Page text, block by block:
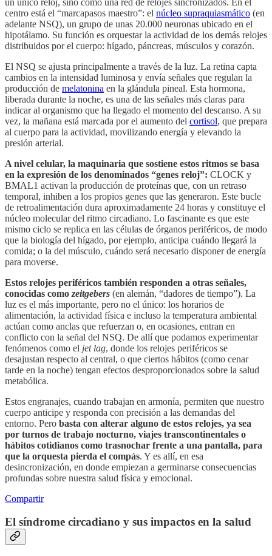
centro está el “marcapasos maestro”: el núcleo supraquiasmático (en
adelante NSQ), un grupo de unas 20.000 neuronas ubicado en el
hipotálamo. Su función es orquestar la actividad de los demás relojes
distribuidos por el cuerpo: hígado, páncreas, músculos y corazón.
El NSQ se ajusta principalmente a través de la luz. La retina capta
cambios en la intensidad luminosa y envía señales que regulan la
producción de melatonina en la glándula pineal. Esta hormona,
liberada durante la noche, es una de las señales más claras para
indicar al organismo que ha llegado el momento del descanso. A su
vez, la mañana está marcada por el aumento del cortisol, que prepara
al cuerpo para la actividad, movilizando energía y elevando la
presión arterial.
A nivel celular, la maquinaria que sostiene estos ritmos se basa
en la expresión de los denominados “genes reloj”: CLOCK y
BMAL1 activan la producción de proteínas que, con un retraso
temporal, inhiben a los propios genes que las generaron. Este bucle
de retroalimentación dura aproximadamente 24 horas y constituye el
núcleo molecular del ritmo circadiano. Lo fascinante es que este
mismo ciclo se replica en las células de órganos periféricos, de modo
que la biología del hígado, por ejemplo, anticipa cuándo llegará la
comida; o la del músculo, cuándo será necesario disponer de energía
para moverse.
Estos relojes periféricos también responden a otras señales,
conocidas como zeitgebers (en alemán, “dadores de tiempo”). La
luz es el más importante, pero no el único: los horarios de
alimentación, la actividad física e incluso la temperatura ambiental
actúan como anclas que refuerzan o, en ocasiones, entran en
conflicto con la señal del NSQ. De allí que podamos experimentar
fenómenos como el jet lag, donde los relojes periféricos se
desajustan respecto al central, o que ciertos hábitos (como cenar
tarde en la noche) tengan efectos desproporcionados sobre la salud
metabólica.
Estos engranajes, cuando trabajan en armonía, permiten que nuestro
cuerpo anticipe y responda con precisión a las demandas del
entorno. Pero basta con alterar alguno de estos relojes, ya sea
por turnos de trabajo nocturno, viajes transcontinentales o
hábitos cotidianos como trasnochar frente a una pantalla, para
que la orquesta pierda el compás. Y es allí, en esa
desincronización, en donde empiezan a germinarse consecuencias
profundas sobre nuestra salud física y emocional.
Compartir
El síndrome circadiano y sus impactos en la salud